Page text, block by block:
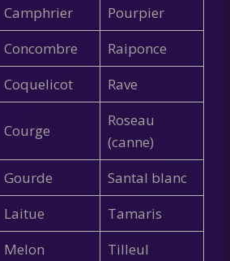
Camphrier
Pourpier
Concombre
Raiponce
Coquelicot
Rave
Courge
Roseau
(canne)
Gourde
Santal blanc
Laitue
Tamaris
Melon
Tilleul